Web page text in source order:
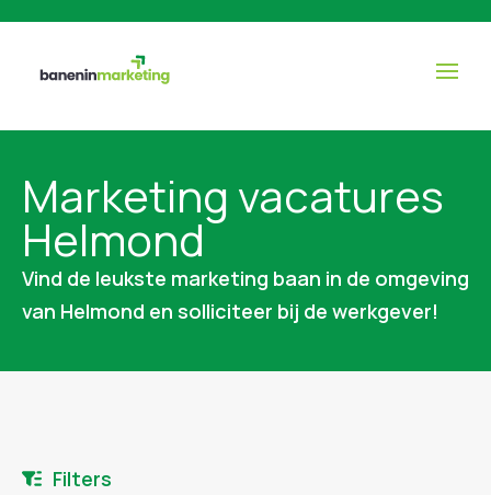
Marketing vacatures
Helmond
Vind de leukste marketing baan in de omgeving
van Helmond en solliciteer bij de werkgever!
Filters